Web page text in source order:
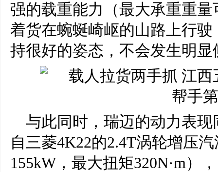
强的载重能力（最大承重重
着货在蜿蜒崎岖的山路上行
持很好的姿态，不会发生明显
与此同时，瑞迈的动力表
自三菱4K22的2.4T涡轮增压
155kW，最大扭矩320N·m）